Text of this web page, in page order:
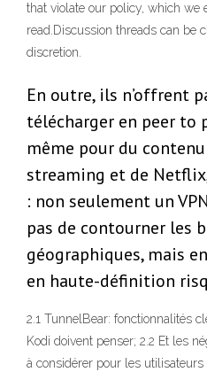
that violate our policy, which we
read.Discussion threads can be
discretion.
En outre, ils n’offrent
télécharger en peer to
même pour du
streaming et de
: non seulement un
pas de contourner les
géographiques, mais
en haute-définition
2.1 TunnelBear: fonctionnalités
Kodi doivent penser; 2.2 Et les
à considérer pour les